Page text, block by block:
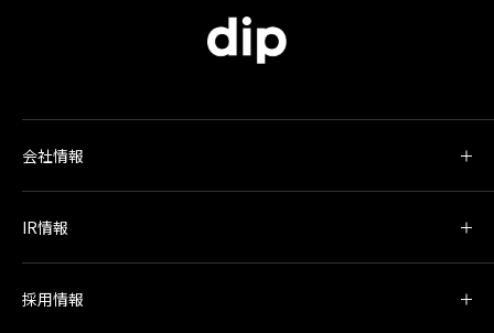
会社情報
IR情報
採用情報